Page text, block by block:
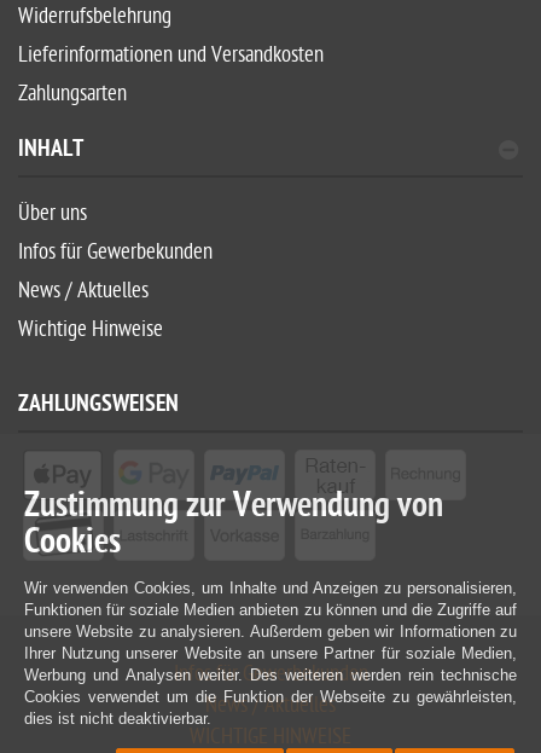
Widerrufsbelehrung
Lieferinformationen und Versandkosten
Zahlungsarten
INHALT
Über uns
Infos für Gewerbekunden
News / Aktuelles
Wichtige Hinweise
ZAHLUNGSWEISEN
Infos für Gewerbekunden
News / Aktuelles
Zustimmung zur Verwendung von
Cookies
Wir verwenden Cookies, um Inhalte und Anzeigen zu personalisieren,
Funktionen für soziale Medien anbieten zu können und die Zugriffe auf
unsere Website zu analysieren. Außerdem geben wir Informationen zu
Ihrer Nutzung unserer Website an unsere Partner für soziale Medien,
Werbung und Analysen weiter. Des weiteren werden rein technische
Cookies verwendet um die Funktion der Webseite zu gewährleisten,
dies ist nicht deaktivierbar.